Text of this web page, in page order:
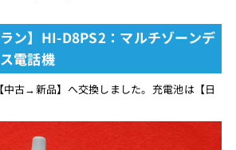
ラン】HI-D8PS2：マルチゾーンデ
電話機
中古→新品】へ交換しました。充電池は【日